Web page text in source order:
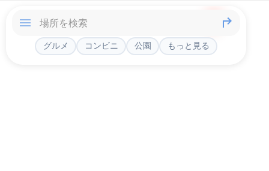
グルメ コンビニ 公園 もっと見る